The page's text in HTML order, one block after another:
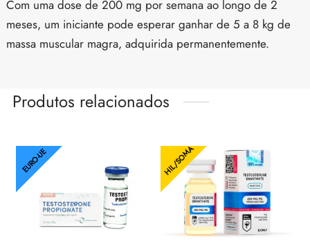
Com uma dose de 200 mg por semana ao longo de 2
meses, um iniciante pode esperar ganhar de 5 a 8 kg de
massa muscular magra, adquirida permanentemente.
Produtos relacionados
EURO-UE HIL/SOMA